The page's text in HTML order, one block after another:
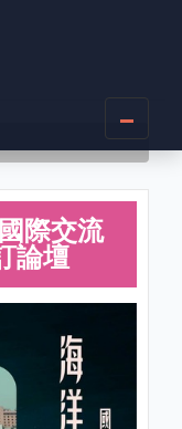
際交流
論壇